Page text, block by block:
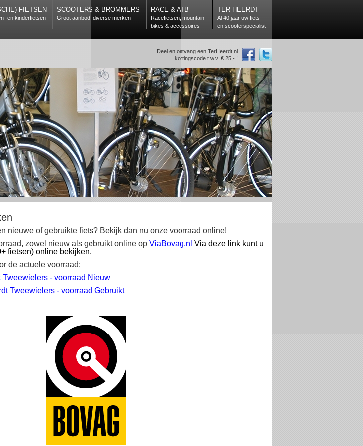
FIETSEN
en kinderfietsen
SCOOTERS & BROMMERS
Groot aanbod, diverse merken
RACE & ATB
Racefietsen, mountain-
bikes & accessoires
TER HEERDT
Al 40 jaar uw fiets-
en scooterspecialist
Deel en ontvang een TerHeerdt.nl
kortingscode t.w.v. € 25,- !
nieuwe of gebruikte fiets? Bekijk dan nu onze voorraad online!
zowel nieuw als gebruikt online op ViaBovag.nl Via deze link kunt u
fietsen) online bekijken.
de actuele voorraad:
Tweewielers - voorraad Nieuw
Tweewielers - voorraad Gebruikt